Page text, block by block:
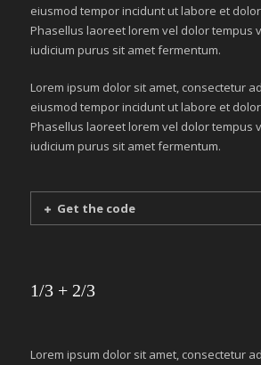
eiusmod tempor incidunt ut labore et
Phasellus laoreet lorem vel dolor tempus
iudicium purus sit amet fermentum.
Lorem ipsum dolor sit amet, consectetur
eiusmod tempor incidunt ut labore et
Phasellus laoreet lorem vel dolor tempus
iudicium purus sit amet fermentum.
Get the code
1/3 + 2/3
Lorem ipsum dolor sit amet, consectetur